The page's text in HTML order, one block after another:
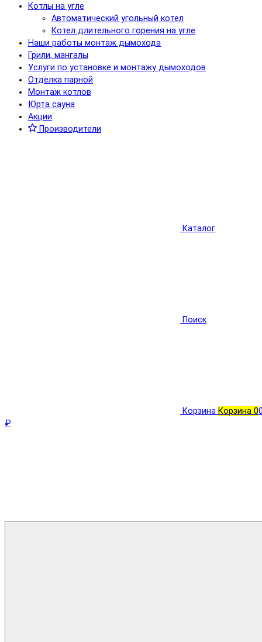
Котлы на угле
Автоматический угольный котел
Котел длительного горения на угле
Наши работы монтаж дымохода
Грили, мангалы
Услуги по установке и монтажу дымоходов
Отделка парной
Монтаж котлов
Юрта сауна
Акции
Производители
Каталог
Поиск
Корзина Корзина 0
₽